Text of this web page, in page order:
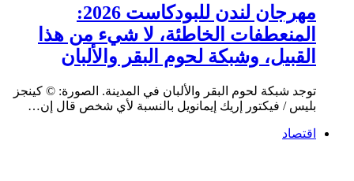
مهرجان لندن للبودكاست 2026:
المنعطفات الخاطئة، لا شيء من هذا
القبيل، وشبكة لحوم البقر والألبان
توجد شبكة لحوم البقر والألبان في المدينة. الصورة: © كينجز
بليس / فيكتور إريك إيمانويل بالنسبة لأي شخص قال إن…
اقتصاد